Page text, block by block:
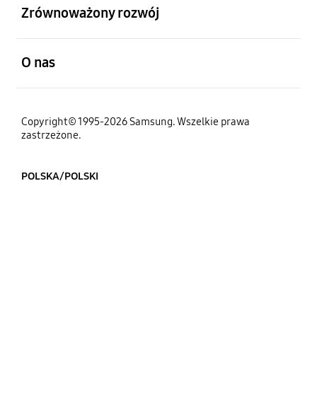
Zrównoważony rozwój
O nas
Copyright© 1995-2026 Samsung. Wszelkie prawa
zastrzeżone.
POLSKA/POLSKI